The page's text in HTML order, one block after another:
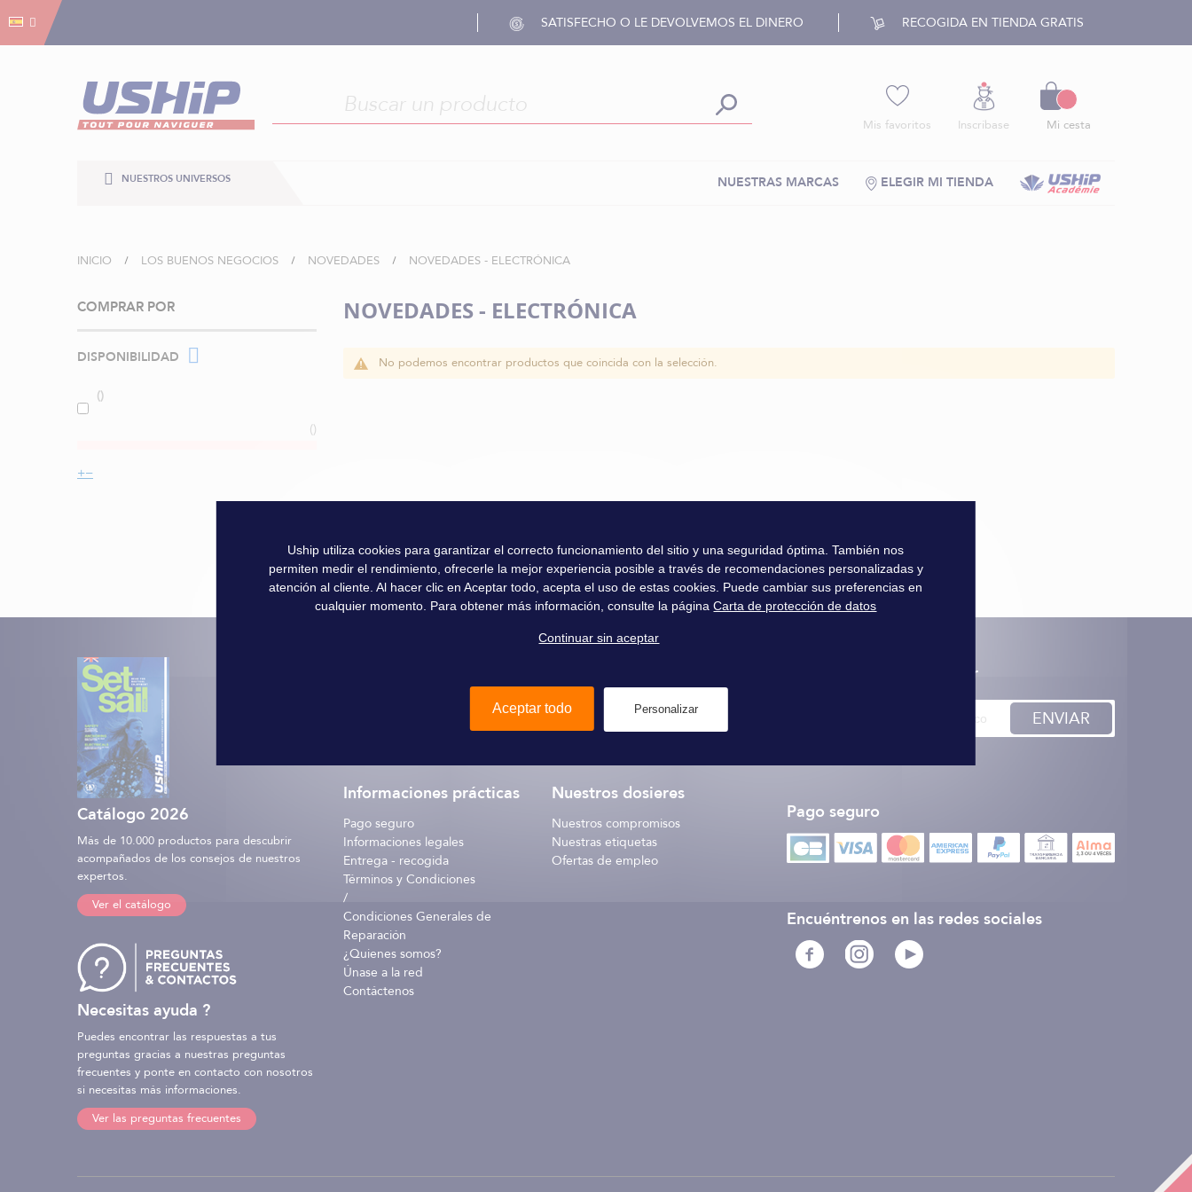
SATISFECHO O LE DEVOLVEMOS EL DINERO RECOGIDA EN TIENDA GRATIS
Mis favoritos Inscríbase Mi cesta
NUESTROS UNIVERSOS ELEGIR MI TIENDA
NUESTRAS MARCAS
INICIO LOS BUENOS NEGOCIOS NOVEDADES NOVEDADES - ELECTRÓNICA
NOVEDADES - ELECTRÓNICA
No podemos encontrar productos que coincida con la selección.
COMPRAR POR
DISPONIBILIDAD
Catálogo 2026
Más de 10.000 productos para descubrir
acompañados de los consejos de nuestros
expertos.
Ver el catálogo
Necesitas ayuda ?
Puedes encontrar las respuestas a tus
preguntas gracias a nuestras preguntas
frecuentes y ponte en contacto con nosotros
si necesitas más informaciones.
Ver las preguntas frecuentes
Informaciones prácticas
Pago seguro
Informaciones legales
Entrega - recogida
Términos y Condiciones
/
Condiciones Generales de
Reparación
¿Quienes somos?
Únase a la red
Contáctenos
Nuestros dosieres
Nuestros compromisos
Nuestras etiquetas
Ofertas de empleo
Inscription à la newsletter
ENVIAR
Pago seguro
Encuéntrenos en las redes sociales
Gestión de cookies
Uship utiliza cookies para garantizar el correcto funcionamiento del sitio y una seguridad óptima. También nos
permiten medir el rendimiento, ofrecerle la mejor experiencia posible a través de recomendaciones personalizadas y
atención al cliente. Al hacer clic en Aceptar todo, acepta el uso de estas cookies. Puede cambiar sus preferencias en
cualquier momento. Para obtener más información, consulte la páginaCarta de protección de datos
Continuar sin aceptar
Aceptar todo Personalizar
Gestión de cookies